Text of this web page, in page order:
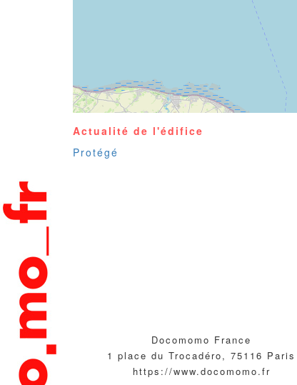
Actualité de l'édifice
Protégé
Docomomo France
1 place du Trocadéro, 75116 Paris
https://www.docomomo.fr